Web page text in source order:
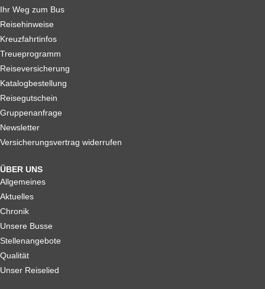
Ihr Weg zum Bus
Reisehinweise
Kreuzfahrtinfos
Treueprogramm
Reiseversicherung
Katalogbestellung
Reisegutschein
Gruppenanfrage
Newsletter
Versicherungsvertrag widerrufen
ÜBER UNS
Allgemeines
Aktuelles
Chronik
Unsere Busse
Stellenangebote
Qualität
Unser Reiselied